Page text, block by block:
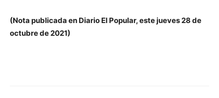
(Nota publicada en Diario El Popular, este jueves 28 de
octubre de 2021)